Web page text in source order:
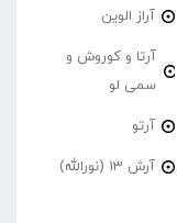
آراز الوین
آرتا و کوروش و
سمی لو
آرتو
آرش 13 (نورالله)